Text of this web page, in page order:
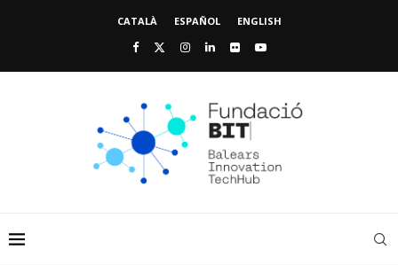
CATALÀ ESPAÑOL ENGLISH